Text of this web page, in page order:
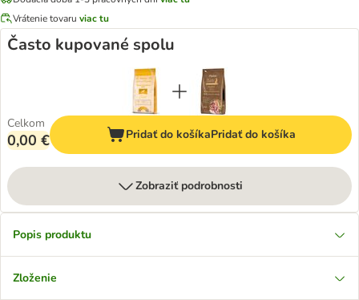
Vrátenie tovaru viac tu
Často kupované spolu
Celkom
0,00 € Pridať do košíkaPridať do košíka
Zobraziť podrobnosti
Popis produktu
Zloženie